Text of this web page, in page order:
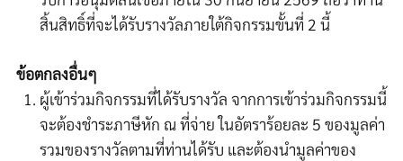
สิ้นสิทธิ์ที่จะได้รับรางวัลภายใต้กิจกรรมขั้นที่ 2 นี้
ข้อตกลงอื่นๆ
ผู้เข้าร่วมกิจกรรมที่ได้รับรางวัล จากการเข้าร่วมกิจกรรมนี้
จะต้องชำระภาษีหัก ณ ที่จ่าย ในอัตราร้อยละ 5 ของมูลค่า
รวมของรางวัลตามที่ท่านได้รับ และต้องนำมูลค่าของ